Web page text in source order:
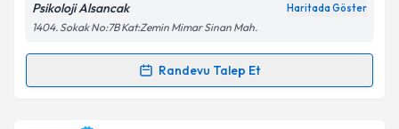
Kişisel verilerimin işlenmesine ilişkin
Aydınlatma
Metni'ni okudum ve kişisel verilerimin belirtilen
kapsamda işlenmesini kabul ediyorum.
Psikoloji Alsancak Haritada Göster
1404. Sokak No:7B Kat:Zemin Mimar Sinan Mah.
Randevu Talep Et
Randevu Takvimi Talebi